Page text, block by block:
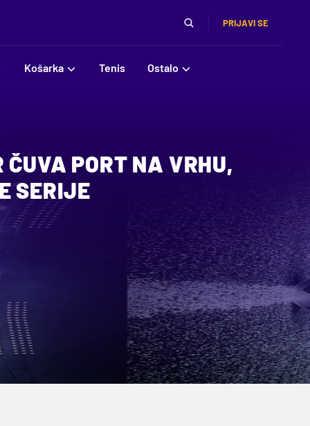
PRIJAVI SE
Košarka Tenis Ostalo
PORT NA VRHU,
SERIJE